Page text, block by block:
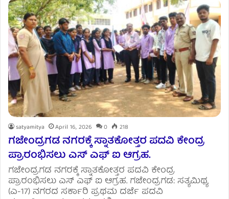
satyamitya April 16, 2026 0 218
ಗಜೇಂದ್ರಗಡ ನಗರಕ್ಕೆ ಸ್ನಾತಕೋತ್ತರ ಪದವಿ ಕೇಂದ್ರ
ಪ್ರಾರಂಭಿಸಲು ಎಸ್ ಎಫ್ ಐ ಆಗ್ರಹ.
ಗಜೇಂದ್ರಗಡ ನಗರಕ್ಕೆ ಸ್ನಾತಕೋತ್ತರ ಪದವಿ ಕೇಂದ್ರ
ಪ್ರಾರಂಭಿಸಲು ಎಸ್ ಎಫ್ ಐ ಆಗ್ರಹ. ಗಜೇಂದ್ರಗಡ: ಸತ್ಯಮಿಥ್ಯ
(ಎ-17) ನಗರದ ಸರ್ಕಾರಿ ಪ್ರಥಮ ದರ್ಜೆ ಪದವಿ